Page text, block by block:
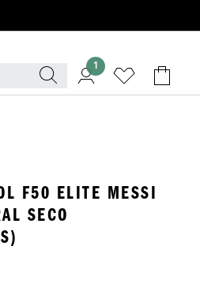
1
F50 ELITE MESSI
SECO